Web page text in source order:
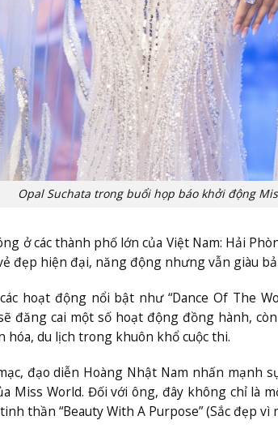
Opal Suchata trong buổi họp báo khởi động
ở các thành phố lớn của Việt Nam: Hải
đẹp hiện đại, năng động nhưng vẫn giàu
hoạt động nổi bật như “Dance Of The
đăng cai một số hoạt động đồng hành,
du lịch trong khuôn khổ cuộc thi.
đạo diễn Hoàng Nhật Nam nhấn mạnh
Miss World. Đối với ông, đây không chỉ là
thần “Beauty With A Purpose” (Sắc đẹp vì